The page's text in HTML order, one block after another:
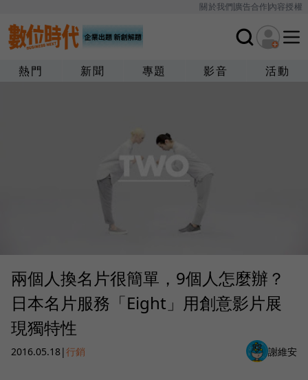
關於我們廣告合作內容授權
熱門 新聞 專題 影音 活動
兩個人換名片很簡單，9個人怎麼辦？
日本名片服務「Eight」用創意影片展
現獨特性
2016.05.18|行銷 謝維安